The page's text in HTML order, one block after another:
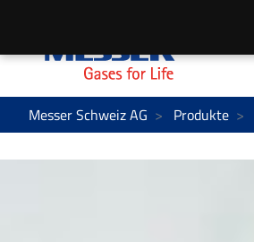
Messer Schweiz AG Produkte